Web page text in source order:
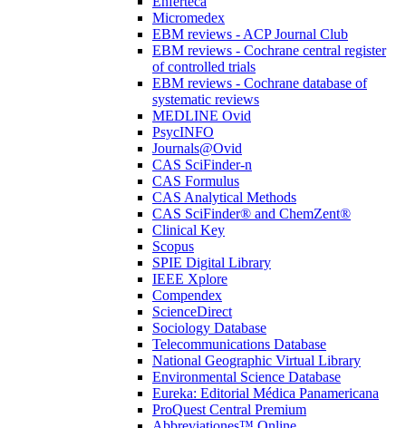
Micromedex
EBM reviews - ACP Journal Club
EBM reviews - Cochrane central register
of controlled trials
EBM reviews - Cochrane database of
systematic reviews
MEDLINE Ovid
PsycINFO
Journals@Ovid
CAS SciFinder-n
CAS Formulus
CAS Analytical Methods
CAS SciFinder® and ChemZent®
Clinical Key
Scopus
SPIE Digital Library
IEEE Xplore
Compendex
ScienceDirect
Sociology Database
Telecommunications Database
National Geographic Virtual Library
Environmental Science Database
Eureka: Editorial Médica Panamericana
ProQuest Central Premium